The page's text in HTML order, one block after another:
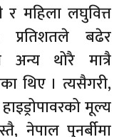
महिला लघुवित्त
बढेर
अन्य थोरै मात्रै
थिए । त्यसैगरी,
मूल्य
नेपाल पुनर्बीमा